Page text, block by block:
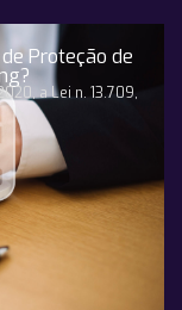
Proteção de
a Lei n. 13.709,